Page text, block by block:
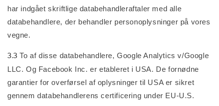
har indgået skriftlige databehandleraftaler med alle
databehandlere, der behandler personoplysninger på vores
vegne.
3.3 To af disse databehandlere, Google Analytics v/Google
LLC. Og Facebook Inc. er etableret i USA. De fornødne
garantier for overførsel af oplysninger til USA er sikret
gennem databehandlerens certificering under EU-U.S.